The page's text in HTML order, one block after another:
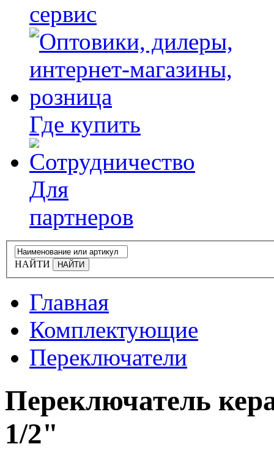
сервис
Где купить
Для
партнеров
НАЙТИ
Главная
Комплектующие
Переключатели
Переключатель
1/2"